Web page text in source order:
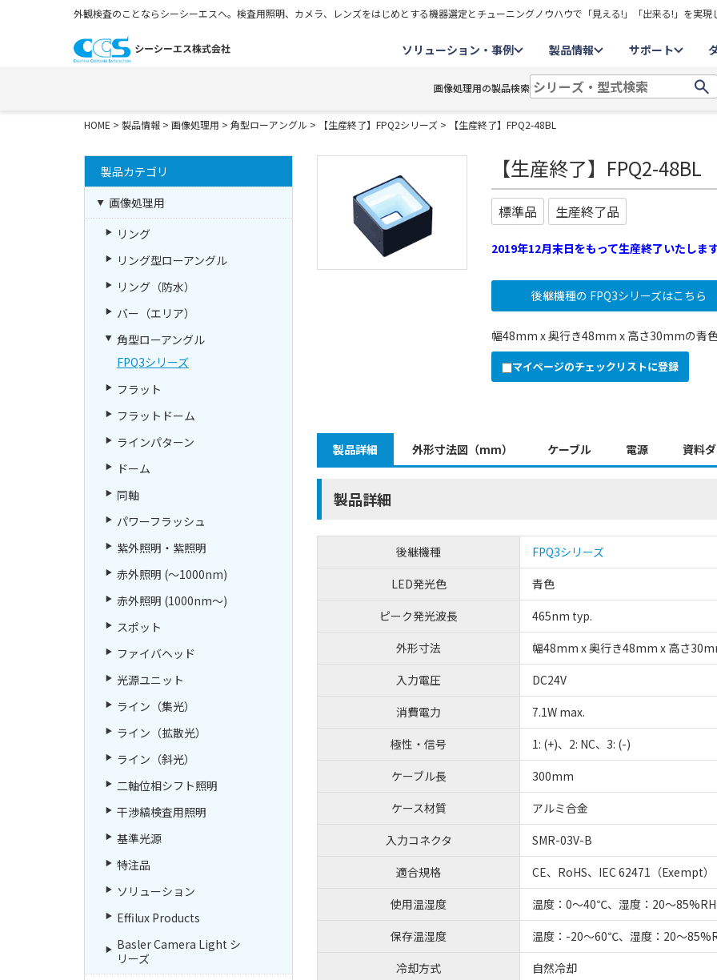
外観検査のことならシーシーエスへ。検査用照明、カメラ、レンズをはじめとする機器選定とチューニングノウハウで「見える!」「出来る!」を実現
ソリューション・事例 製品情報 サポート
画像処理用の製品検索
HOME > 製品情報 > 画像処理用 > 角型ローアングル > 【生産終了】FPQ2シリーズ > 【生産終了】FPQ2-48BL
【生産終了】FPQ2-48BL
標準品 生産終了品
2019年12月末日をもって生産終了いたしま
後継機種の FPQ3シリーズはこちら
幅48mm x 奥行き48mm x 高さ30mmの青
マイページのチェックリストに登録
製品詳細 外形寸法図（mm） ケーブル 電源 資料
製品詳細
後継機種
FPQ3シリーズ
LED発光色
青色
ピーク発光波長
465nm typ.
外形寸法
幅48mm x 奥行き48mm x 高さ
入力電圧
DC24V
消費電力
7.1W max.
極性・信号
1: (+)、2: NC、3: (-)
ケーブル長
300mm
ケース材質
アルミ合金
入力コネクタ
SMR-03V-B
適合規格
CE、RoHS、IEC 62471（Exempt）
使用温湿度
温度：0～40℃、湿度：20～
保存温湿度
温度：-20～60℃、湿度：20～
冷却方式
自然冷却
製品カテゴリ
画像処理用
リング
リング型ローアングル
リング（防水）
バー（エリア）
角型ローアングル
FPQ3シリーズ
フラット
フラットドーム
ラインパターン
ドーム
同軸
パワーフラッシュ
紫外照明・紫照明
赤外照明 (～1000nm)
赤外照明 (1000nm～)
スポット
ファイバヘッド
光源ユニット
ライン（集光）
ライン（拡散光）
ライン（斜光）
二軸位相シフト照明
干渉縞検査用照明
基準光源
特注品
ソリューション
Effilux Products
Basler Camera Light シ
リーズ